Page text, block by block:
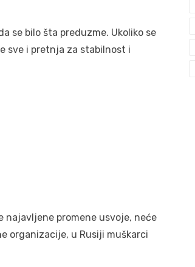
se bilo šta preduzme. Ukoliko se
sve i pretnja za stabilnost i
najavljene promene usvoje, neće
organizacije, u Rusiji muškarci